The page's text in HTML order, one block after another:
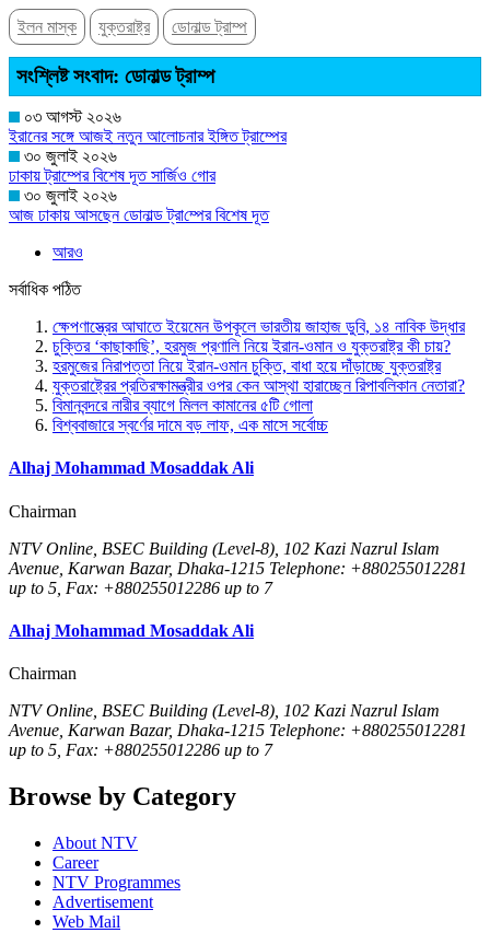
ইলন মাস্ক
যুক্তরাষ্ট্র ডোনাল্ড ট্রাম্প
সংশ্লিষ্ট সংবাদ: ডোনাল্ড ট্রাম্প
০৩ আগস্ট ২০২৬
ইরানের সঙ্গে আজই নতুন আলোচনার ইঙ্গিত ট্রাম্পের
৩০ জুলাই ২০২৬
ঢাকায় ট্রাম্পের বিশেষ দূত সার্জিও গোর
৩০ জুলাই ২০২৬
আজ ঢাকায় আসছেন ডোনাল্ড ট্রা‌ম্পের বিশেষ দূত
আরও
সর্বাধিক পঠিত
ক্ষেপণাস্ত্রের আঘাতে ইয়েমেন উপকূলে ভারতীয় জাহাজ ডুবি, ১৪ নাবিক উদ্ধার
চুক্তির ‘কাছাকাছি’, হরমুজ প্রণালি নিয়ে ইরান-ওমান ও যুক্তরাষ্ট্র কী চায়?
হরমুজের নিরাপত্তা নিয়ে ইরান-ওমান চুক্তি, বাধা হয়ে দাঁড়াচ্ছে যুক্তরাষ্ট্র
যুক্তরাষ্ট্রের প্রতিরক্ষামন্ত্রীর ওপর কেন আস্থা হারাচ্ছেন রিপাবলিকান নেতারা?
বিমানবন্দরে নারীর ব্যাগে মিলল কামানের ৫টি গোলা
বিশ্ববাজারে স্বর্ণের দামে বড় লাফ, এক মাসে সর্বোচ্চ
Alhaj Mohammad Mosaddak Ali
Chairman
NTV Online, BSEC Building (Level-8), 102 Kazi Nazrul Islam
Avenue, Karwan Bazar, Dhaka-1215 Telephone: +880255012281
up to 5, Fax: +880255012286 up to 7
Alhaj Mohammad Mosaddak Ali
Chairman
NTV Online, BSEC Building (Level-8), 102 Kazi Nazrul Islam
Avenue, Karwan Bazar, Dhaka-1215 Telephone: +880255012281
up to 5, Fax: +880255012286 up to 7
Browse by Category
About NTV
Career
NTV Programmes
Advertisement
Web Mail